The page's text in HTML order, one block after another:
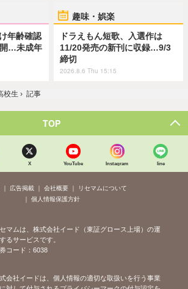
年齢確認
…未成年
趣味・娯楽
ドラえもん短歌、入選作は
11/20発売の新刊に収録…9/3
締切
2026.8.6 Thu 15:15
校生 › 記事
TOP
X YouTube Instagram line
広告掲載 会社概要
リセマムについて
個人情報保護方針
マムは、株式会社イード（東証グロース上場）の運
るサービスです。
コード：6038
会社イードは、個人情報の適切な取扱いを行う事業